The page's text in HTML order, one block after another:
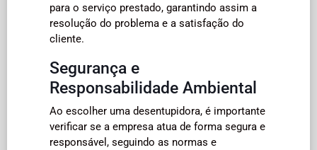
para o serviço prestado, garantindo assim a
resolução do problema e a satisfação do
cliente.
Segurança e
Responsabilidade Ambiental
Ao escolher uma desentupidora, é importante
verificar se a empresa atua de forma segura e
responsável, seguindo as normas e